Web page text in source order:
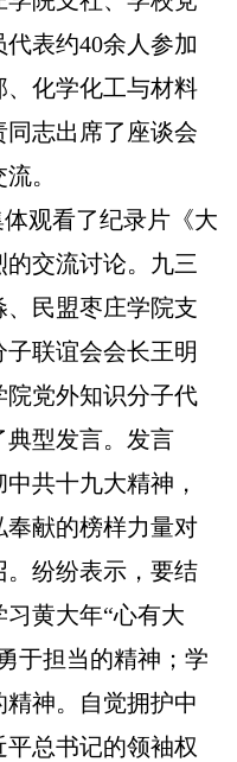
表约40余人参加
、化学化工与材料
志出席了座谈会
。
观看了纪录片《大
交流讨论。九三
民盟枣庄学院支
联谊会会长王明
院党外知识分子代
典型发言。发言
共十九大精神，
奉献的榜样力量对
。纷纷表示，要结
黄大年“心有大
于担当的精神；学
神。自觉拥护中
总书记的领袖权